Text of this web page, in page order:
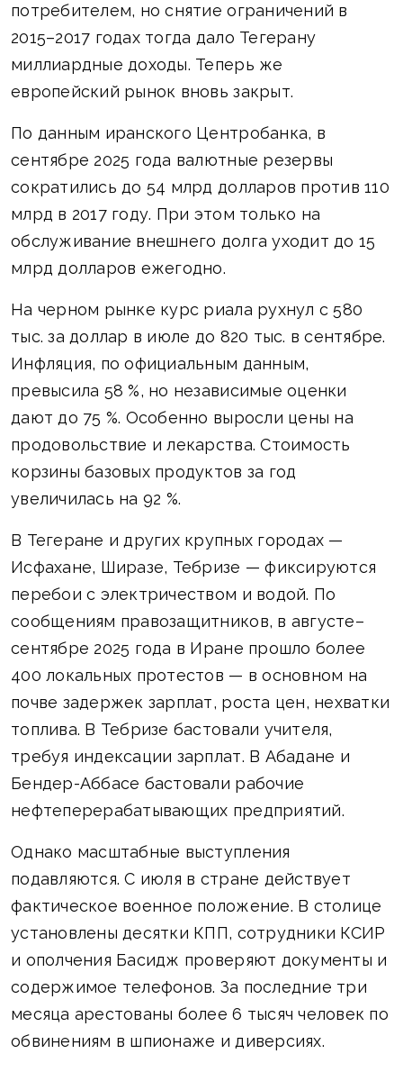
потребителем, но снятие ограничений в
2015–2017 годах тогда дало Тегерану
миллиардные доходы. Теперь же
европейский рынок вновь закрыт.
По данным иранского Центробанка, в
сентябре 2025 года валютные резервы
сократились до 54 млрд долларов против 110
млрд в 2017 году. При этом только на
обслуживание внешнего долга уходит до 15
млрд долларов ежегодно.
На черном рынке курс риала рухнул с 580
тыс. за доллар в июле до 820 тыс. в сентябре.
Инфляция, по официальным данным,
превысила 58 %, но независимые оценки
дают до 75 %. Особенно выросли цены на
продовольствие и лекарства. Стоимость
корзины базовых продуктов за год
увеличилась на 92 %.
В Тегеране и других крупных городах —
Исфахане, Ширазе, Тебризе — фиксируются
перебои с электричеством и водой. По
сообщениям правозащитников, в августе–
сентябре 2025 года в Иране прошло более
400 локальных протестов — в основном на
почве задержек зарплат, роста цен, нехватки
топлива. В Тебризе бастовали учителя,
требуя индексации зарплат. В Абадане и
Бендер-Аббасе бастовали рабочие
нефтеперерабатывающих предприятий.
Однако масштабные выступления
подавляются. С июля в стране действует
фактическое военное положение. В столице
установлены десятки КПП, сотрудники КСИР
и ополчения Басидж проверяют документы и
содержимое телефонов. За последние три
месяца арестованы более 6 тысяч человек по
обвинениям в шпионаже и диверсиях.